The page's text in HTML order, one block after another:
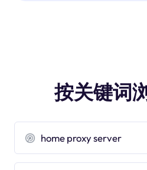
按关键词
home proxy server